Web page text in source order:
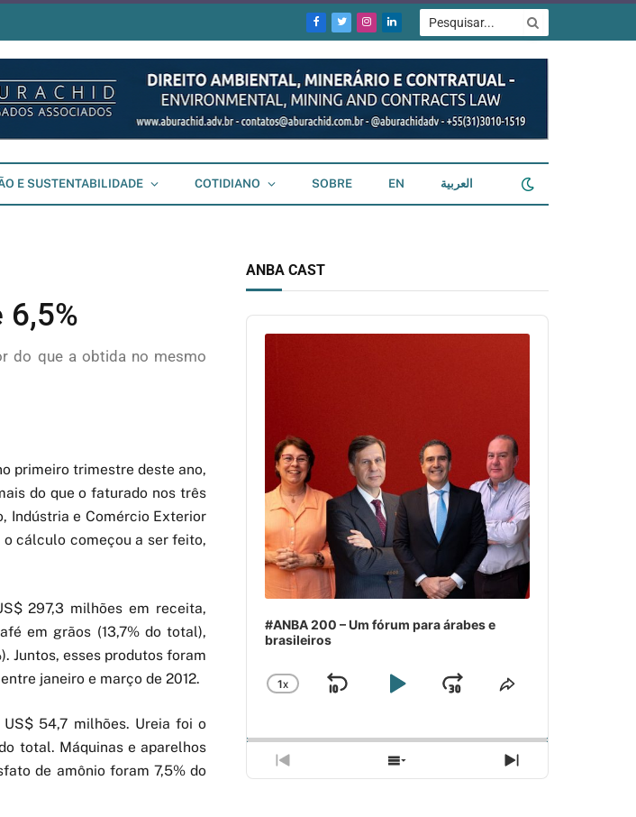
Facebook
TwitterInstagram
LinkedIn
E SUSTENTABILIDADE COTIDIANO SOBRE EN العربية
do que a obtida no mesmo
primeiro trimestre deste ano,
do que o faturado nos três
Indústria e Comércio Exterior
o cálculo começou a ser feito,
297,3 milhões em receita,
em grãos (13,7% do total),
Juntos, esses produtos foram
janeiro e março de 2012.
54,7 milhões. Ureia foi o
total. Máquinas e aparelhos
de amônio foram 7,5% do
ANBA CAST
Audio
Player
#ANBA 200 – Um fórum para árabes e
brasileiros
CHANGE
1X
SKIPPLAYJUMP
PREVIOUS
EPISODE
SHOW
EPISODES
NEXT
EPISODE